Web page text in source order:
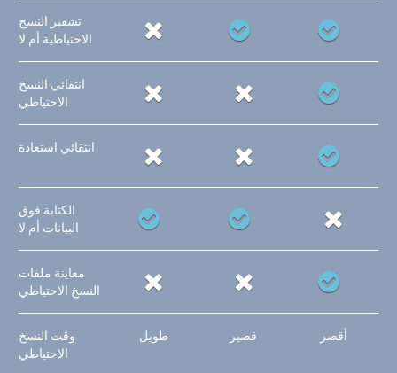
تشفير النسخ
الاحتياطية أم لا
انتقائي النسخ
الاحتياطي
انتقائي استعادة
الكتابة فوق
البيانات أم لا
معاينة ملفات
النسخ الاحتياطي
وقت النسخ
الاحتياطي
طويل قصير أقصر